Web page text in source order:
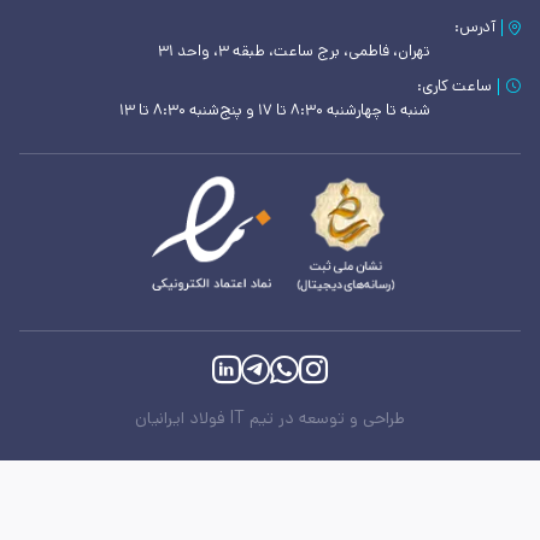
آدرس:
تهران، فاطمی، برج ساعت، طبقه ۳، واحد ۳۱
ساعت کاری:
شنبه تا چهارشنبه ۸:۳۰ تا ۱۷ و پنج‌شنبه ۸:۳۰ تا ۱۳
طراحی و توسعه در تیم IT فولاد ایرانیان